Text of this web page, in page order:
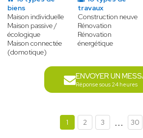
biens
Maison individuelle
Maison passive /
écologique
Maison connectée
(domotique)
travaux
Construction neuve
Rénovation
Rénovation
énergétique
ENVOYER UN
Réponse sous 24 heures
1 2 3 ... 30